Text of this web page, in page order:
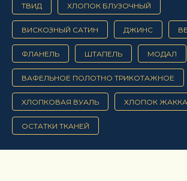
ТВИД ХЛОПОК БЛУЗОЧНЫЙ
ВИСКОЗНЫЙ САТИН ДЖИНС
ФЛАНЕЛЬ ШТАПЕЛЬ МОДАЛ
ВАФЕЛЬНОЕ ПОЛОТНО ТРИКОТАЖНОЕ
ХЛОПКОВАЯ ВУАЛЬ ХЛОПОК
ОСТАТКИ ТКАНЕЙ